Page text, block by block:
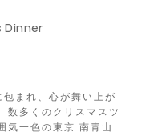
Dinner
まれ、心が舞い上が
数多くのクリスマスツ
気一色の東京 南青山